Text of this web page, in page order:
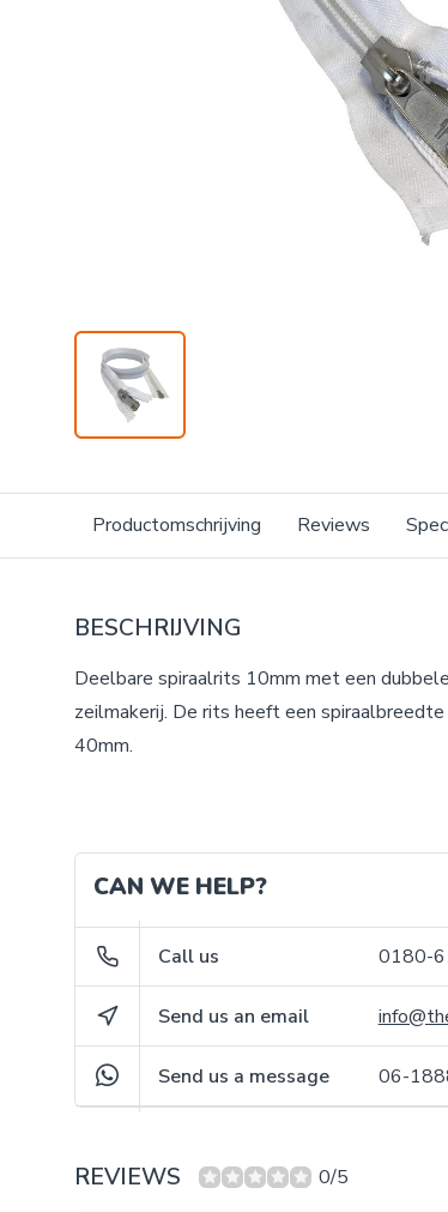
Productomschrijving Reviews
BESCHRIJVING
Deelbare spiraalrits 10mm met een
zeilmakerij. De rits heeft een
40mm.
CAN WE HELP?
Call us 0180-
Send us an email
Send us a message 06-
REVIEWS 0/5